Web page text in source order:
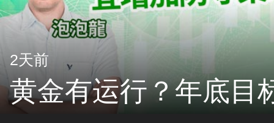
2天前
黄金有运行？年底目